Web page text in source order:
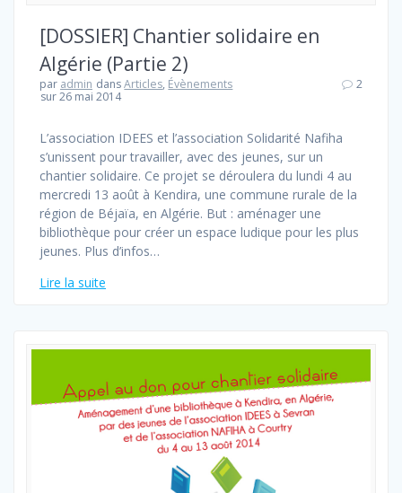
[DOSSIER] Chantier solidaire en
Algérie (Partie 2)
par admin dansArticles, Évènements
sur 26 mai 2014
2
L’association IDEES et l’association Solidarité Nafiha
s’unissent pour travailler, avec des jeunes, sur un
chantier solidaire. Ce projet se déroulera du lundi 4 au
mercredi 13 août à Kendira, une commune rurale de la
région de Béjaïa, en Algérie. But : aménager une
bibliothèque pour créer un espace ludique pour les plus
jeunes. Plus d’infos…
Lire la suite